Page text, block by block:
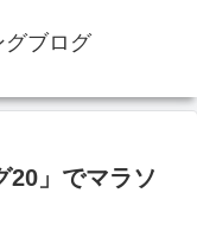
グブログ
20」でマラソ